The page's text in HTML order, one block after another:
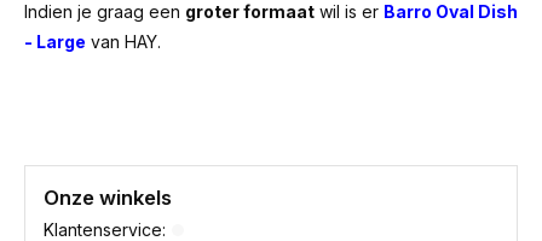
Indien je graag een groter formaat wil is er Barro Oval Dish
- Large van HAY.
Onze winkels
Klantenservice: